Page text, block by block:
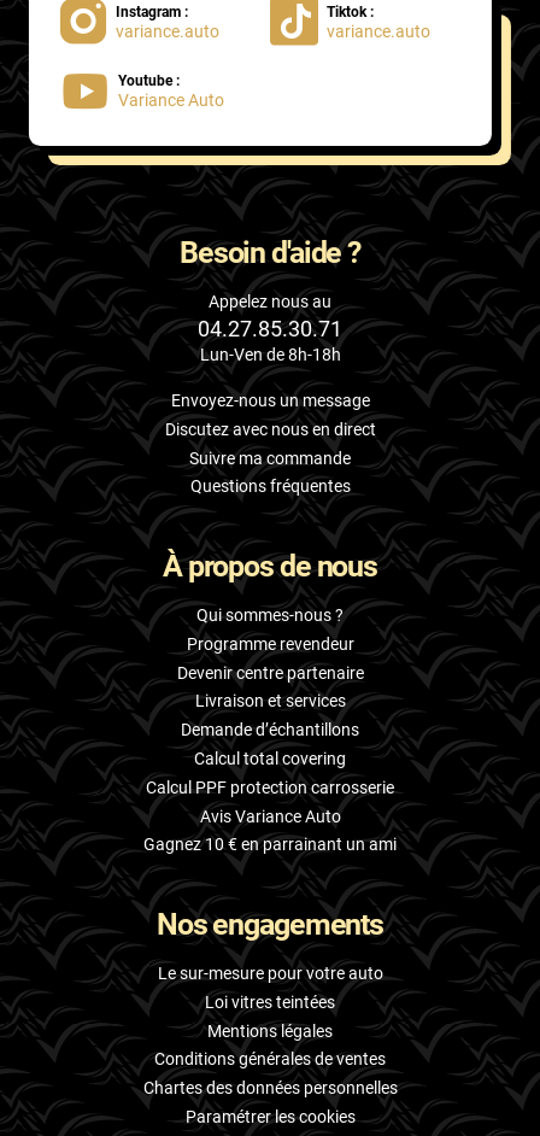
Proton
Renault
Rolls
Rover
Saab
Santana
Saturn
Scania
Scion
Seat
Skoda
Smart
Ssangyong
Subaru
Suzuki
Tata
Tesla
Toyota
Volkswagen
Volvo
Xpeng
Instagram :
variance.auto
Tiktok :
variance.auto
Youtube :
Variance Auto
Besoin d'aide ?
Appelez nous au
04.27.85.30.71
Lun-Ven de 8h-18h
Envoyez-nous un message
Discutez avec nous en direct
Suivre ma commande
Questions fréquentes
À propos de nous
Qui sommes-nous ?
Programme revendeur
Devenir centre partenaire
Livraison et services
Demande d’échantillons
Calcul total covering
Calcul PPF protection carrosserie
Avis Variance Auto
Gagnez 10 € en parrainant un ami
Nos engagements
Le sur-mesure pour votre auto
Loi vitres teintées
Mentions légales
Conditions générales de ventes
Chartes des données personnelles
Paramétrer les cookies